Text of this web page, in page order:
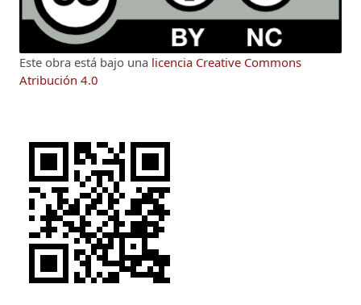
Este obra está bajo una licencia Creative Commons
Atribución 4.0